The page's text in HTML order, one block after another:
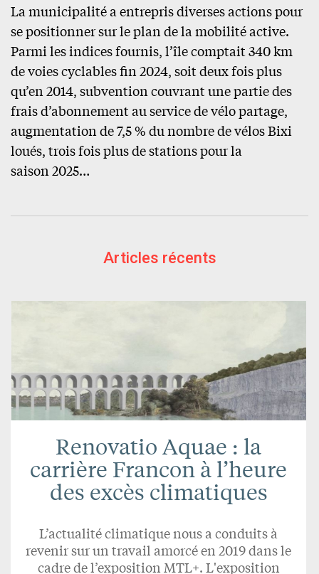
La municipalité a entrepris diverses actions pour
se positionner sur le plan de la mobilité active.
Parmi les indices fournis, l’île comptait 340 km
de voies cyclables fin 2024, soit deux fois plus
qu’en 2014, subvention couvrant une partie des
frais d’abonnement au service de vélo partage,
augmentation de 7,5 % du nombre de vélos Bixi
loués, trois fois plus de stations pour la
saison 2025…
Articles récents
Renovatio Aquae : la
carrière Francon à l’heure
des excès climatiques
L’actualité climatique nous a conduits à
revenir sur un travail amorcé en 2019 dans le
cadre de l’exposition MTL+. L'exposition